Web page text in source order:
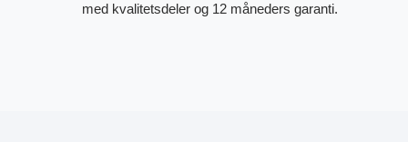
med kvalitetsdeler og 12 måneders garanti.